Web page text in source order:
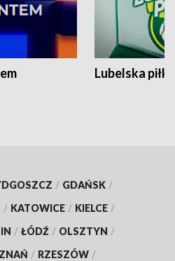
Lubelska piłka
/ GDAŃSK /
/ KATOWICE / KIELCE /
/ ŁÓDŹ / OLSZTYN /
/ RZESZÓW /